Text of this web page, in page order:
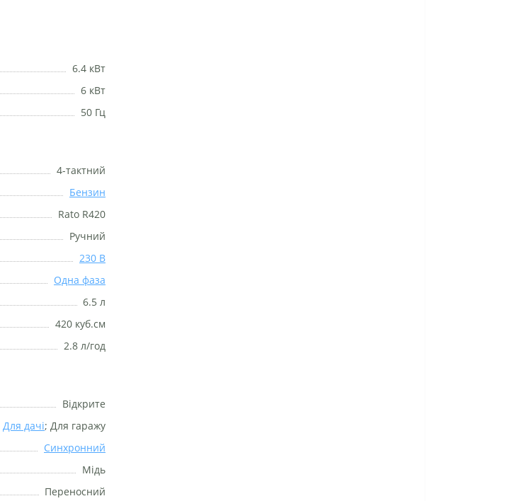
6.4 кВт
6 кВт
50 Гц
4-тактний
Бензин
Rato R420
Ручний
230 В
Одна фаза
6.5 л
420 куб.см
2.8 л/год
Відкрите
Для дачі; Для гаражу
Синхронний
Мідь
Переносний